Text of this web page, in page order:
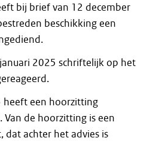
bij brief van 12 december
beschikking een
2025 schriftelijk op het
heeft een hoorzitting
Van de hoorzitting is een
dat achter het advies is